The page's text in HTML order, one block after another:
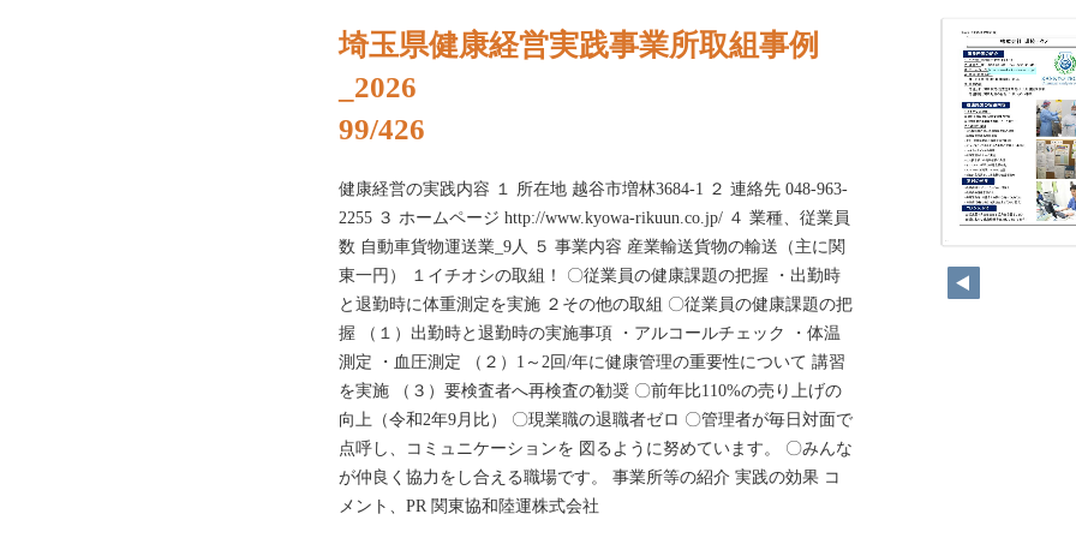
82
埼玉県健康経営実践事業所取組事例
_2026
99/426
健康経営の実践内容 １ 所在地 越谷市増林3684-1 ２ 連絡先 048-963-
2255 ３ ホームページ http://www.kyowa-rikuun.co.jp/ ４ 業種、従業員
数 自動車貨物運送業_9人 ５ 事業内容 産業輸送貨物の輸送（主に関
東一円） １イチオシの取組！ 〇従業員の健康課題の把握 ・出勤時
と退勤時に体重測定を実施 ２その他の取組 〇従業員の健康課題の把
握 （１）出勤時と退勤時の実施事項 ・アルコールチェック ・体温
測定 ・血圧測定 （２）1～2回/年に健康管理の重要性について 講習
を実施 （３）要検査者へ再検査の勧奨 〇前年比110%の売り上げの
向上（令和2年9月比） 〇現業職の退職者ゼロ 〇管理者が毎日対面で
点呼し、コミュニケーションを 図るように努めています。 〇みんな
が仲良く協力をし合える職場です。 事業所等の紹介 実践の効果 コ
メント、PR 関東協和陸運株式会社